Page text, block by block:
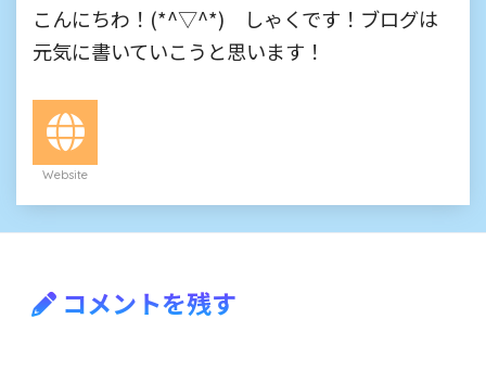
こんにちわ！(*^▽^*) しゃくです！ブログは
元気に書いていこうと思います！
Website
コメントを残す